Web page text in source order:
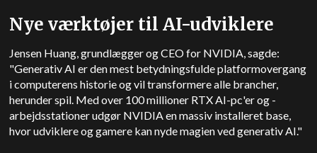
Nye værktøjer til AI-udviklere
Jensen Huang, grundlægger og CEO for NVIDIA, sagde:
"Generativ AI er den mest betydningsfulde platformovergang
i computerens historie og vil transformere alle brancher,
herunder spil. Med over 100 millioner RTX AI-pc'er og -
arbejdsstationer udgør NVIDIA en massiv installeret base,
hvor udviklere og gamere kan nyde magien ved generativ AI."